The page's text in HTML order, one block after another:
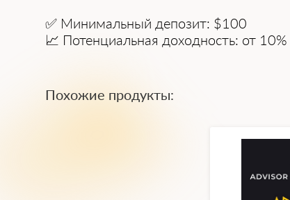
✅ Минимальный депозит: $100
📈 Потенциальная доходность: от
Похожие продукты: